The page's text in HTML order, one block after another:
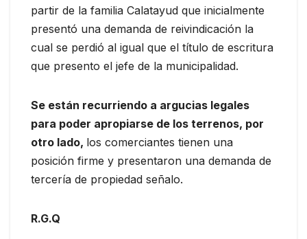
partir de la familia Calatayud que inicialmente
presentó una demanda de reivindicación la
cual se perdió al igual que el título de escritura
que presento el jefe de la municipalidad.
Se están recurriendo a argucias legales
para poder apropiarse de los terrenos, por
otro lado, los comerciantes tienen una
posición firme y presentaron una demanda de
tercería de propiedad señalo.
R.G.Q